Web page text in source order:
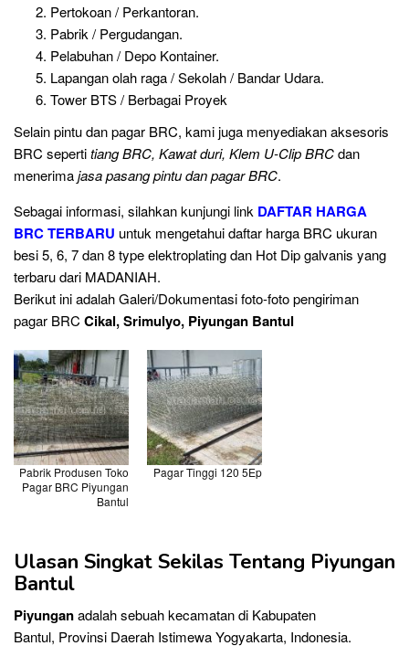
Pertokoan / Perkantoran.
Pabrik / Pergudangan.
Pelabuhan / Depo Kontainer.
Lapangan olah raga / Sekolah / Bandar Udara.
Tower BTS / Berbagai Proyek
Selain pintu dan pagar BRC, kami juga menyediakan aksesoris
BRC sepertitiang BRC, Kawat duri, Klem U-Clip BRCdan
menerimajasa pasang pintu dan pagar BRC.
Sebagai informasi, silahkan kunjungi link DAFTAR HARGA
BRC TERBARU untuk mengetahui daftar harga BRC ukuran
besi 5, 6, 7 dan 8 type elektroplating dan Hot Dip galvanis yang
terbaru dari MADANIAH.
Berikut ini adalah Galeri/Dokumentasi foto-foto pengiriman
pagar BRC Cikal, Srimulyo, Piyungan Bantul
Pabrik Produsen Toko
Pagar BRC Piyungan
Bantul
Pagar Tinggi 120 5Ep
Ulasan Singkat Sekilas Tentang Piyungan
Bantul
Piyunganadalah sebuah kecamatan di Kabupaten
Bantul, Provinsi Daerah Istimewa Yogyakarta, Indonesia.